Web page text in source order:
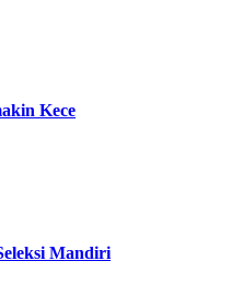
Kece
Mandiri